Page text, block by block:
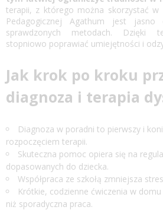
terapii, z którego można skorzystać w
Pedagogicznej Agathum jest
sprawdzonych metodach. Dzięki
stopniowo poprawiać umiejętności i
Jak krok po kroku
diagnoza i terapia
Diagnoza w poradni to pierwszy i
rozpoczęciem terapii.
Skuteczna pomoc opiera się na
dopasowanych do dziecka.
Współpraca ze szkołą zmniejsza
Krótkie, codzienne ćwiczenia w
niż sporadyczna praca.